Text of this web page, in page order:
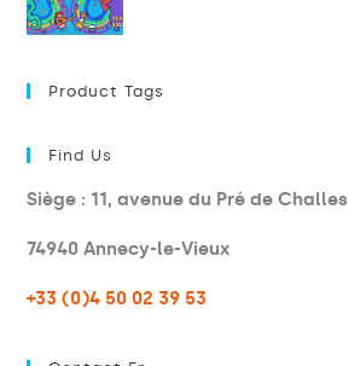
Product Tags
Find Us
Siège : 11, avenue du Pré de Challes
74940 Annecy-le-Vieux
+33 (0)4 50 02 39 53